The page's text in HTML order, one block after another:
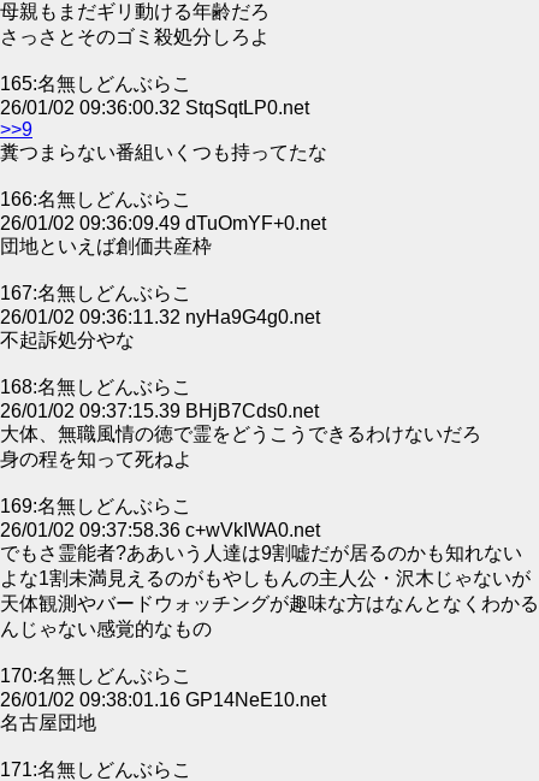
母親もまだギリ動ける年齢だろ
さっさとそのゴミ殺処分しろよ
165:名無しどんぶらこ
26/01/02 09:36:00.32 StqSqtLP0.net
>>9
糞つまらない番組いくつも持ってたな
166:名無しどんぶらこ
26/01/02 09:36:09.49 dTuOmYF+0.net
団地といえば創価共産枠
167:名無しどんぶらこ
26/01/02 09:36:11.32 nyHa9G4g0.net
不起訴処分やな
168:名無しどんぶらこ
26/01/02 09:37:15.39 BHjB7Cds0.net
大体、無職風情の徳で霊をどうこうできるわけないだろ
身の程を知って死ねよ
169:名無しどんぶらこ
26/01/02 09:37:58.36 c+wVkIWA0.net
でもさ霊能者?ああいう人達は9割嘘だが居るのかも知れない
よな1割未満見えるのがもやしもんの主人公・沢木じゃないが
天体観測やバードウォッチングが趣味な方はなんとなくわかる
んじゃない感覚的なもの
170:名無しどんぶらこ
26/01/02 09:38:01.16 GP14NeE10.net
名古屋団地
171:名無しどんぶらこ